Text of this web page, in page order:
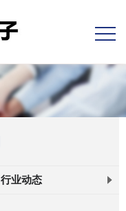
行业动态